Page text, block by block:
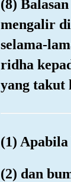
(8)
mengalir
selama-
ridha
yang takut
(1) Apabila
(2) dan